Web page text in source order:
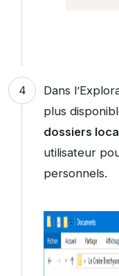
Dans
plus
dossiers
utilisateur
personnels.